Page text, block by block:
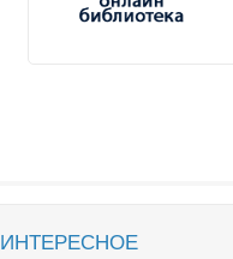
ИНТЕРЕСНОЕ